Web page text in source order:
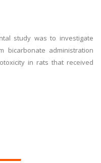
study was to investigate
bicarbonate administration
in rats that received